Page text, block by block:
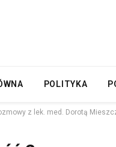
POLITYKA
z lek. med. Dorotą